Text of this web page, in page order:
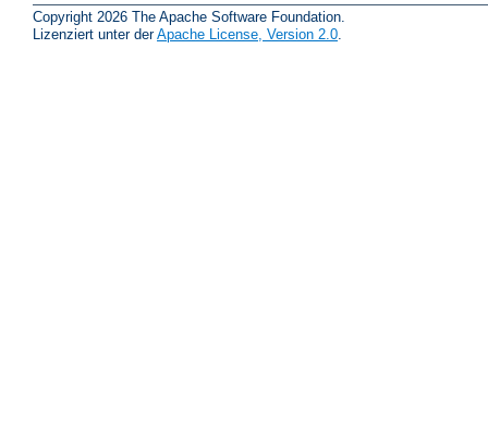
Copyright 2026 The Apache Software Foundation.
Lizenziert unter derApache License, Version 2.0